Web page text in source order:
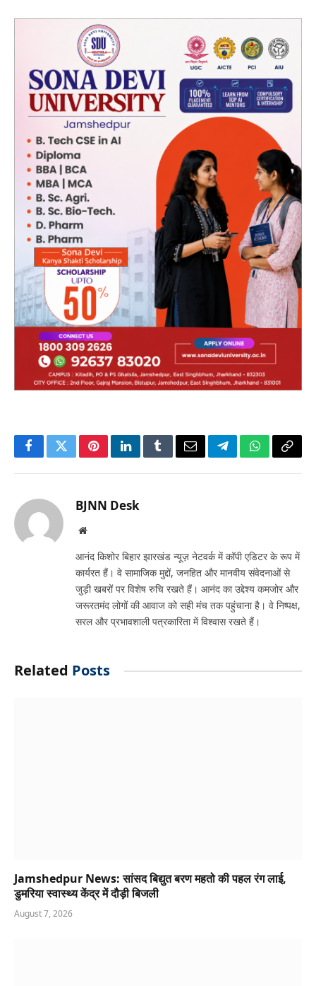
FacebookTwitterPinterestLinkedInTumblrEmailTelegramWhatsApp
Copy
BJNN Desk
Website
आनंद किशोर बिहार झारखंड न्यूज़ नेटवर्क में कॉपी एडिटर के रूप में
कार्यरत हैं। वे सामाजिक मुद्दों, जनहित और मानवीय संवेदनाओं से
जुड़ी खबरों पर विशेष रुचि रखते हैं। आनंद का उद्देश्य कमजोर और
जरूरतमंद लोगों की आवाज को सही मंच तक पहुंचाना है। वे निष्पक्ष,
सरल और प्रभावशाली पत्रकारिता में विश्वास रखते हैं।
Related Posts
Jamshedpur News: सांसद बिद्युत बरण महतो की पहल रंग लाई,
डुमरिया स्वास्थ्य केंद्र में दौड़ी बिजली
August 7, 2026